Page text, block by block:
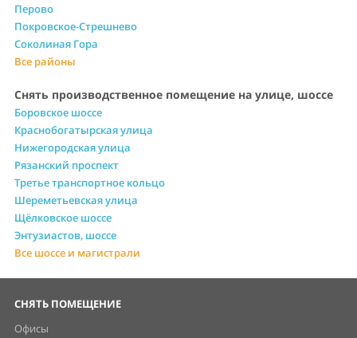
Перово
Покровское-Стрешнево
Соколиная Гора
Все районы
Снять производственное помещение на улице, шоссе
Боровское шоссе
Краснобогатырская улица
Нижегородская улица
Рязанский проспект
Третье транспортное кольцо
Шереметьевская улица
Щёлковское шоссе
Энтузиастов, шоссе
Все шоссе и магистрали
СНЯТЬ ПОМЕЩЕНИЕ
Офисы